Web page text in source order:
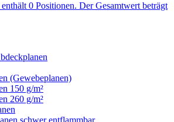
0 Positionen. Der Gesamtwert beträgt
(Gewebeplanen)
150 g/m²
260 g/m²
schwer entflammbar